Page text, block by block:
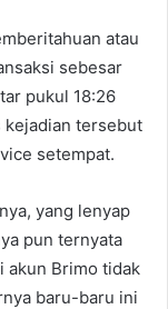
atau
sebesar
pukul 18:26
kejadian tersebut
setempat.
yang lenyap
pun ternyata
akun Brimo tidak
baru-baru ini